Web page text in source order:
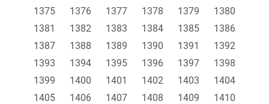
1375
1376 1377 1378 1379
1380
1381
1382 1383 1384 1385
1386
1387
1388 1389 1390 1391
1392
1393
1394 1395 1396 1397
1398
1399
1400 1401 1402 1403
1404
1405
1406 1407 1408 1409
1410